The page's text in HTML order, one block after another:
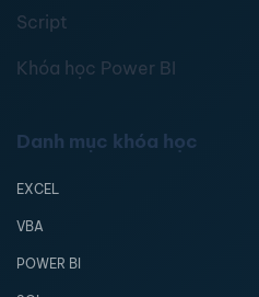
Script
Khóa học Power BI
Danh mục khóa học
EXCEL
VBA
POWER BI